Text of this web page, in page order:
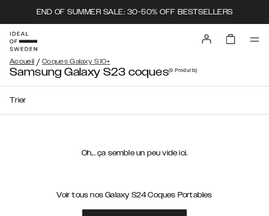
END OF SUMMER SALE: 30-50% OFF BESTSELLERS
Accueil / Coques Galaxy S10+
Samsung Galaxy S23 coques(0Produits)
Trier
Oh... ça semble un peu vide ici.
Voir tous nos Galaxy S24 Coques Portables